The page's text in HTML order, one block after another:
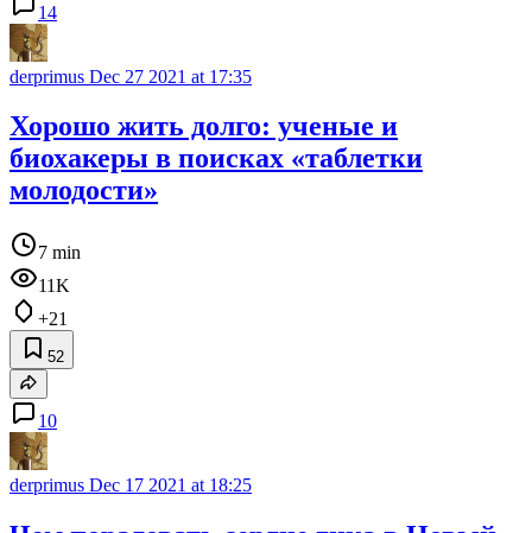
14
derprimus Dec 27 2021 at 17:35
Хорошо жить долго: ученые и
биохакеры в поисках «таблетки
молодости»
7 min
11K
+21
52
10
derprimus Dec 17 2021 at 18:25